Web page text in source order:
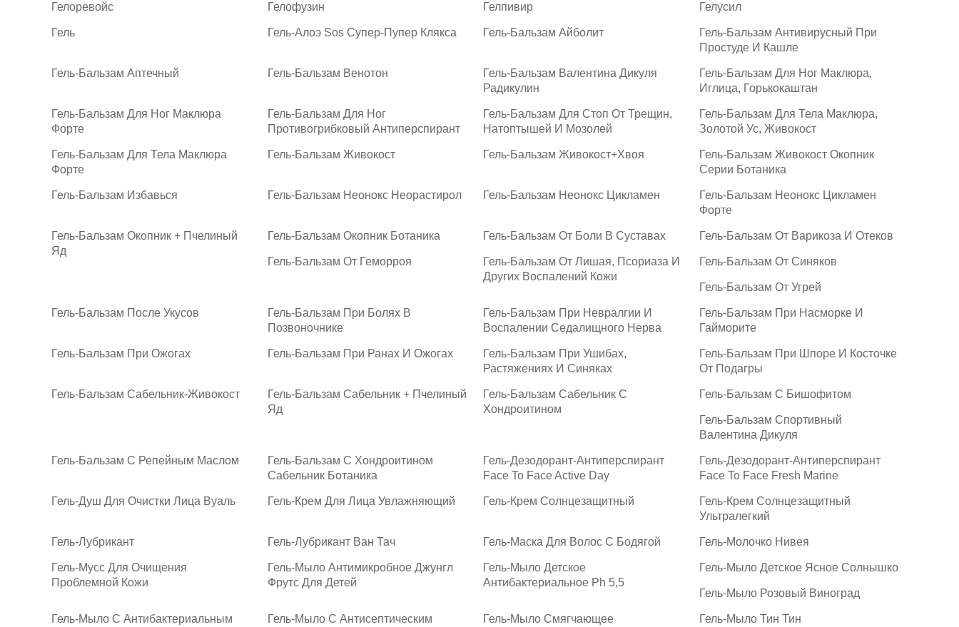
Гелоревойс Гелофузин Гелпивир Гелусил
Гель Гель-Алоэ Sos Супер-Пупер Клякса Гель-Бальзам Айболит
Гель-Бальзам Антивирусный При
Простуде И Кашле
Гель-Бальзам Аптечный Гель-Бальзам Венотон
Гель-Бальзам Валентина Дикуля
Радикулин
Гель-Бальзам Для Ног Маклюра,
Иглица, Горькокаштан
Гель-Бальзам Для Ног Маклюра
Форте
Гель-Бальзам Для Ног
Противогрибковый Антиперспирант
Гель-Бальзам Для Стоп От Трещин,
Натоптышей И Мозолей
Гель-Бальзам Для Тела Маклюра,
Золотой Ус, Живокост
Гель-Бальзам Для Тела Маклюра
Форте
Гель-Бальзам Живокост Гель-Бальзам Живокост+Хвоя
Гель-Бальзам Живокост Окопник
Серии Ботаника
Гель-Бальзам Избавься Гель-Бальзам Неонокс Неорастирол Гель-Бальзам Неонокс Цикламен
Гель-Бальзам Неонокс Цикламен
Форте
Гель-Бальзам Окопник + Пчелиный
Яд
Гель-Бальзам Окопник Ботаника Гель-Бальзам От Боли В Суставах Гель-Бальзам От Варикоза И Отеков
Гель-Бальзам От Геморроя
Гель-Бальзам От Лишая, Псориаза И
Других Воспалений Кожи
Гель-Бальзам От Синяков
Гель-Бальзам От Угрей
Гель-Бальзам После Укусов
Гель-Бальзам При Болях В
Позвоночнике
Гель-Бальзам При Невралгии И
Воспалении Седалищного Нерва
Гель-Бальзам При Насморке И
Гайморите
Гель-Бальзам При Ожогах Гель-Бальзам При Ранах И Ожогах
Гель-Бальзам При Ушибах,
Растяжениях И Синяках
Гель-Бальзам При Шпоре И Косточке
От Подагры
Гель-Бальзам Сабельник-Живокост
Гель-Бальзам Сабельник + Пчелиный
Яд
Гель-Бальзам Сабельник С
Хондроитином
Гель-Бальзам С Бишофитом
Гель-Бальзам Спортивный
Валентина Дикуля
Гель-Бальзам С Репейным Маслом
Гель-Бальзам С Хондроитином
Сабельник Ботаника
Гель-Дезодорант-Антиперспирант
Face To Face Active Day
Гель-Дезодорант-Антиперспирант
Face To Face Fresh Marine
Гель-Душ Для Очистки Лица Вуаль Гель-Крем Для Лица Увлажняющий Гель-Крем Солнцезащитный
Гель-Крем Солнцезащитный
Ультралегкий
Гель-Лубрикант Гель-Лубрикант Ван Тач Гель-Маска Для Волос С Бодягой Гель-Молочко Нивея
Гель-Мусс Для Очищения
Проблемной Кожи
Гель-Мыло Антимикробное Джунгл
Фрутс Для Детей
Гель-Мыло Детское
Антибактериальное Рh 5,5
Гель-Мыло Детское Ясное Солнышко
Гель-Мыло Розовый Виноград
Гель-Мыло С Антибактериальным
Гель-Мыло С Антисептическим
Гель-Мыло Смягчающее
Гель-Мыло Тин Тин